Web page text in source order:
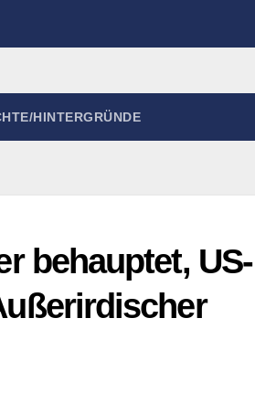
HINTERGRÜNDE
behauptet, US-